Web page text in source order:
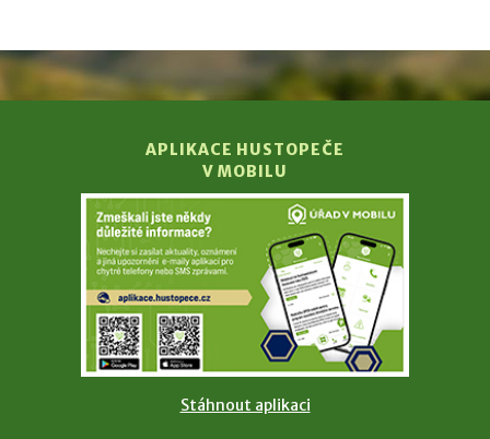
APLIKACE HUSTOPEČE
V MOBILU
Stáhnout aplikaci